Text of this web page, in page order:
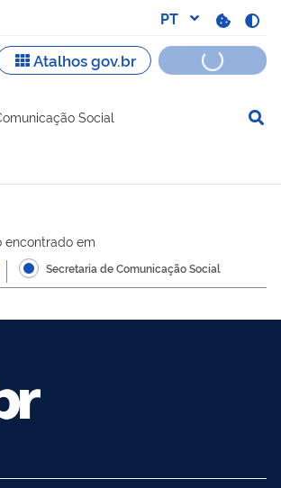
de navegação
Social
encontrado em
Secretaria de Comunicação Social